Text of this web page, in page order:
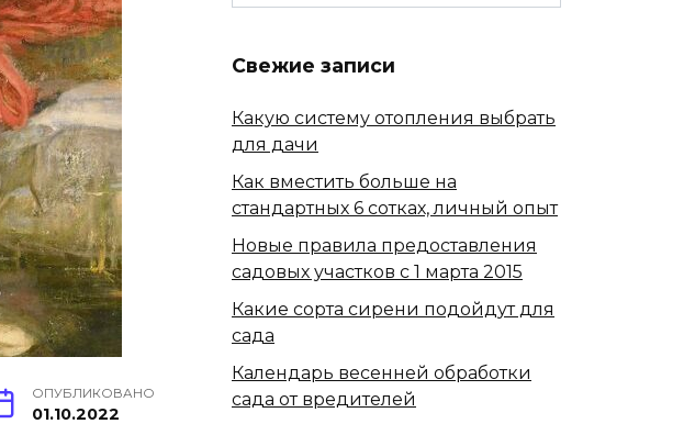
ОПУБЛИКОВАНО
01.10.2022
Свежие записи
Какую систему отопления выбрать
для дачи
Как вместить больше на
стандартных 6 сотках, личный опыт
Новые правила предоставления
садовых участков с 1 марта 2015
Какие сорта сирени подойдут для
сада
Календарь весенней обработки
сада от вредителей